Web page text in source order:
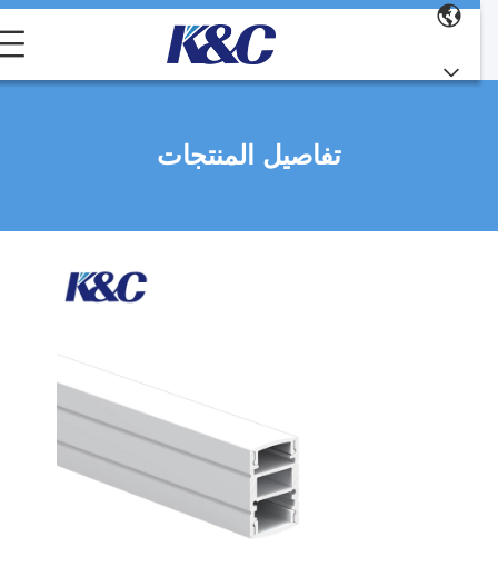
تفاصيل المنتجات